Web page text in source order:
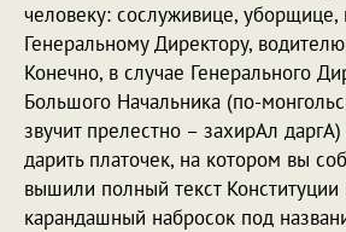
человеку: сослуживице, уборщице,
Генеральному Директору,
Конечно, в случае Генерального
Большого Начальника (по-
звучит прелестно – захирАл
дарить платочек, на котором вы
вышили полный текст
карандашный набросок под